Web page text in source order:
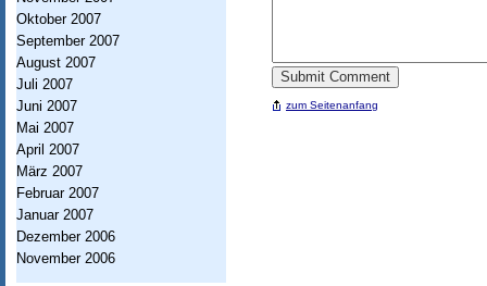
n
s
w
i
s
s
e
n
s
Oktober 2007
September 2007
August 2007
Juli 2007
Juni 2007
Mai 2007
April 2007
März 2007
Februar 2007
Januar 2007
Dezember 2006
November 2006
zum Seitenanfang